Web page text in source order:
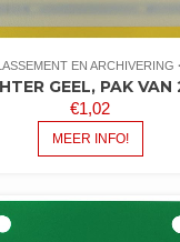
EN ARCHIVERING
GEEL, PAK VAN
€1,02
MEER INFO!